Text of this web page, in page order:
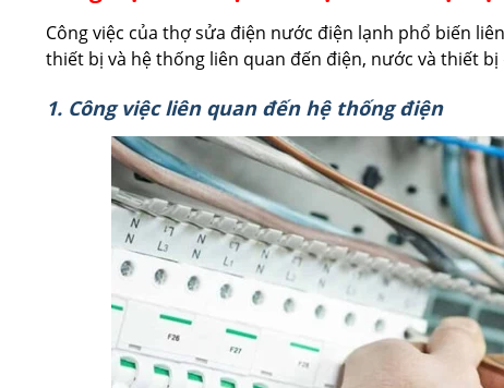
Công việc của thợ sửa điện nước điện lạnh phổ biến
thiết bị và hệ thống liên quan đến điện, nước và thiết
1. Công việc liên quan đến hệ thống điện